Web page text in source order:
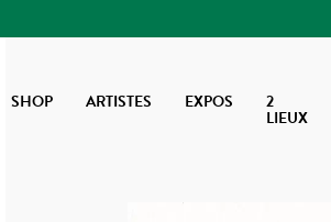
SHOP ARTISTES EXPOS 2
LIEUX